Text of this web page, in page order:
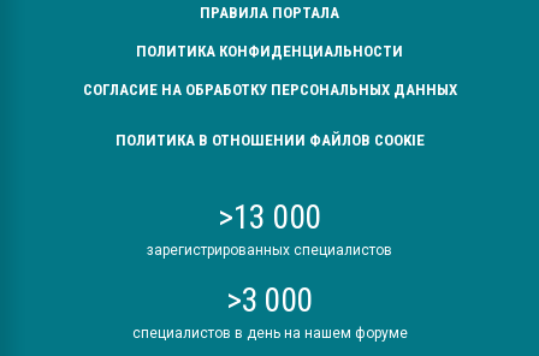
ПРАВИЛА ПОРТАЛА
ПОЛИТИКА КОНФИДЕНЦИАЛЬНОСТИ
СОГЛАСИЕ НА ОБРАБОТКУ ПЕРСОНАЛЬНЫХ ДАННЫХ
ПОЛИТИКА В ОТНОШЕНИИ ФАЙЛОВ COOKIE
>13 000
зарегистрированных специалистов
>3 000
специалистов в день на нашем форуме